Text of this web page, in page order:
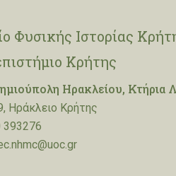
Φυσικής Ιστορίας
Κρήτης
Ηρακλείου,
Ηράκλειο Κρήτης
393276